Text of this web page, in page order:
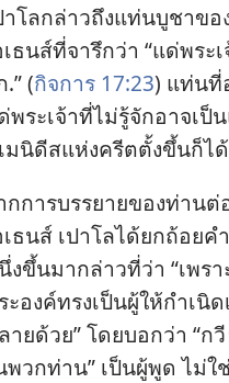
าโล​กล่าว​ถึง​แท่น​บูชา​ขอ
เธนส์​ที่​จารึก​ว่า “แด่​พระ
.” (กิจการ 17:23) แท่น​ที่​
พระเจ้า​ที่​ไม่​รู้​จัก​อาจ​เป็
มนิดีส​แห่ง​ครีต​ตั้ง​ขึ้น​ก็​ไ
ก​การ​บรรยาย​ของ​ท่าน​ต่
เธนส์ เปาโล​ได้​ยก​ถ้อย​ค
ง​ขึ้น​มา​กล่าว​ที่​ว่า “เพรา
ะองค์​ทรง​เป็น​ผู้​ให้​กำเนิด​
าย​ด้วย” โดย​บอก​ว่า “กวี​
พวก​ท่าน” เป็น​ผู้​พูด ไม่​ใ